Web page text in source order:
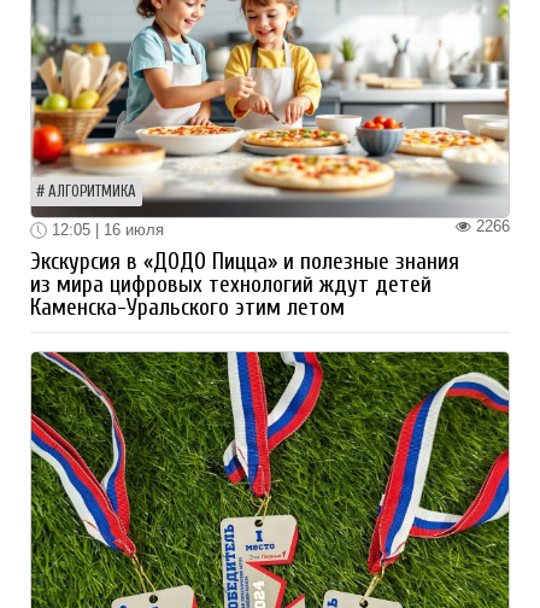
АЛГОРИТМИКА
2266
12:05 | 16 июля
Экскурсия в «ДОДО Пицца» и полезные знания
из мира цифровых технологий ждут детей
Каменска-Уральского этим летом